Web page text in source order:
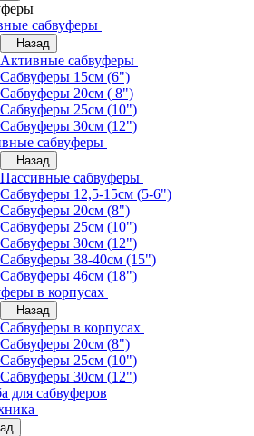
сабвуферы
Назад
Активные сабвуферы
Сабвуферы 15см (6")
Сабвуферы 20см ( 8")
Сабвуферы 25см (10")
Сабвуферы 30см (12")
сабвуферы
Назад
Пассивные сабвуферы
Сабвуферы 12,5-15см (5-6")
Сабвуферы 20см (8")
Сабвуферы 25см (10")
Сабвуферы 30см (12")
Сабвуферы 38-40см (15")
Сабвуферы 46см (18")
в корпусах
Назад
Сабвуферы в корпусах
Сабвуферы 20см (8")
Сабвуферы 25см (10")
Сабвуферы 30см (12")
для сабвуферов